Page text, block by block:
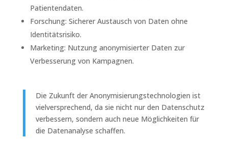
Patientendaten.
Forschung: Sicherer Austausch von Daten ohne
Identitätsrisiko.
Marketing: Nutzung anonymisierter Daten zur
Verbesserung von Kampagnen.
Die Zukunft der Anonymisierungstechnologien ist
vielversprechend, da sie nicht nur den Datenschutz
verbessern, sondern auch neue Möglichkeiten für
die Datenanalyse schaffen.